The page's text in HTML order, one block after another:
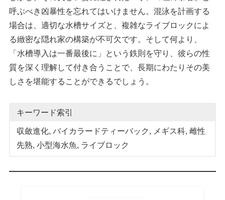
呼ぶべき凶暴性を忘れてはいけません。混泳を計画する
場合は、適切な水槽サイズと、複雑なライブロックによ
る緻密な隠れ家の構築が不可欠です。そして何より、
「水槽導入は一番最後に」という鉄則を守り、彼らの性
質を深く理解して付き合うことで、長期にわたりその美
しさを堪能することができるでしょう。
キーワード索引
収斂進化, バイカラードティーバック , メギス科, 雌性
先熟, 小型海水魚, ライブロック